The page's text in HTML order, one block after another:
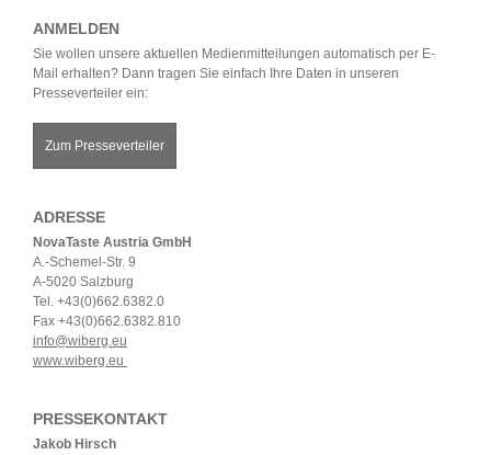
ANMELDEN
Sie wollen unsere aktuellen Medienmitteilungen automatisch per E-
Mail erhalten? Dann tragen Sie einfach Ihre Daten in unseren
Presseverteiler ein:
Zum Presseverteiler
ADRESSE
NovaTaste Austria GmbH
A.-Schemel-Str. 9
A-5020 Salzburg
Tel. +43(0)662.6382.0
Fax +43(0)662.6382.810
info@wiberg.eu
www.wiberg.eu
PRESSEKONTAKT
Jakob Hirsch